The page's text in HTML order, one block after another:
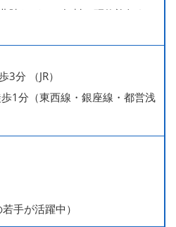
陸などへの無料の研修旅行あり
食 あり
分 （JR）
1分（東西線・銀座線・都営浅
手が活躍中）